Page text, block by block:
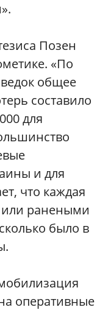
Позен
«По
общее
составило
для
и для
что каждая
ранеными
было в
оперативные